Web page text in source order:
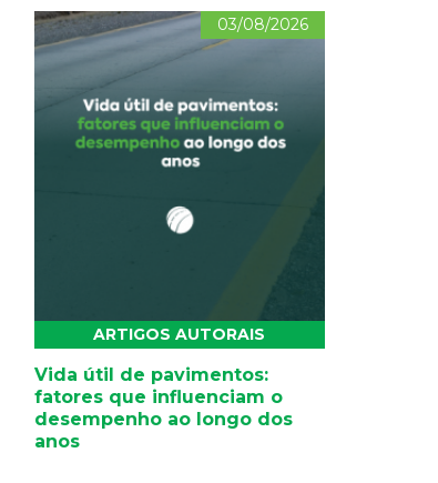
03/08/2026
ARTIGOS AUTORAIS
Vida útil de pavimentos:
fatores que influenciam o
desempenho ao longo dos
anos